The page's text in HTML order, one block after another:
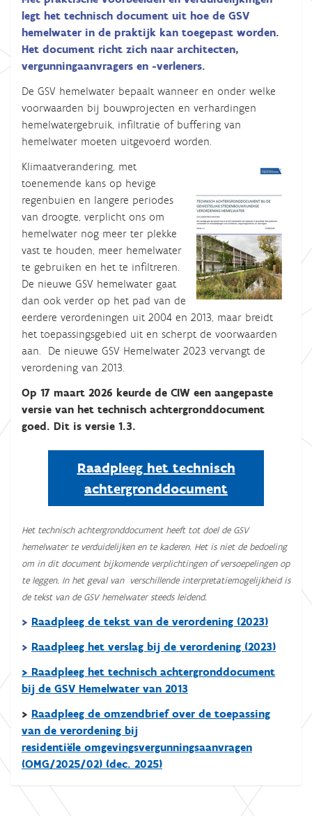
legt het technisch document uit hoe de GSV
hemelwater in de praktijk kan toegepast worden.
Het document richt zich naar architecten,
vergunningaanvragers en -verleners.
De GSV hemelwater bepaalt wanneer en onder welke
voorwaarden bij bouwprojecten en verhardingen
hemelwatergebruik, infiltratie of buffering van
hemelwater moeten uitgevoerd worden.
Klimaatverandering, met
toenemende kans op hevige
regenbuien en langere periodes
van droogte, verplicht ons om
hemelwater nog meer ter plekke
vast te houden, meer hemelwater
te gebruiken en het te infiltreren.
De nieuwe GSV hemelwater gaat
dan ook verder op het pad van de
eerdere verordeningen uit 2004 en 2013, maar breidt
het toepassingsgebied uit en scherpt de voorwaarden
aan. De nieuwe GSV Hemelwater 2023 vervangt de
verordening van 2013.
Op 17 maart 2026 keurde de CIW een aangepaste
versie van het technisch achtergronddocument
goed. Dit is versie 1.3.
Raadpleeg het technisch
achtergronddocument
Het technisch achtergronddocument heeft tot doel de GSV
hemelwater te verduidelijken en te kaderen. Het is niet de bedoeling
om in dit document bijkomende verplichtingen of versoepelingen op
te leggen. In het geval van verschillende interpretatiemogelijkheid is
de tekst van de GSV hemelwater steeds leidend.
> Raadpleeg de tekst van de verordening (2023)
> Raadpleeg het verslag bij de verordening (2023)
> Raadpleeg het technisch achtergronddocument
bij de GSV Hemelwater van 2013
> Raadpleeg de omzendbrief over de toepassing
van de verordening bij
residentiële omgevingsvergunningsaanvragen
(OMG/2025/02) (dec. 2025)